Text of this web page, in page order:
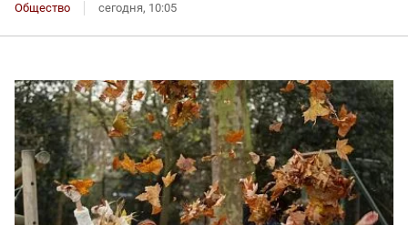
Общество сегодня, 10:05